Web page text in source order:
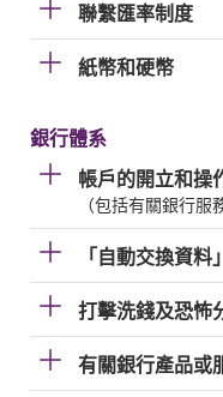
聯繫匯率制度
紙幣和硬幣
銀行體系
帳戶的開立和操
（包括有關銀行服
「自動交換資料
打擊洗錢及恐怖
有關銀行產品或